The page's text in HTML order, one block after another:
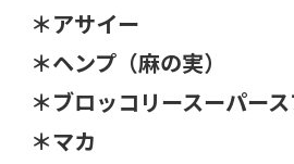
＊アサイー
＊ヘンプ（麻の実）
＊ブロッコリースーパー
＊マカ